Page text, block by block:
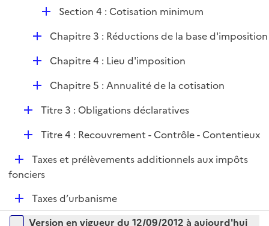
D
p
l
i
e
Section 4 : Cotisation minimum
D
e
Chapitre 3 : Réductions de la base d'imposition
D
l
i
e
Chapitre 4 : Lieu d'imposition
D
p
l
i
e
r
Chapitre 5 : Annualité de la cotisation
D
l
i
e
r
Titre 3 : Obligations déclaratives
D
p
l
i
e
r
Titre 4 : Recouvrement - Contrôle - Contentieux
D
é
Taxes et prélèvements additionnels aux impôts
fonciers
D
é
Taxes d’urbanisme
Versions sur la période
Version en vigueur du 12/09/2012 à aujourd'hui